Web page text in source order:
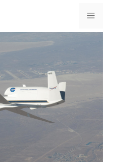
Menu